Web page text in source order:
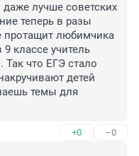
лучше советских
теперь в разы
протащит любимчика
классе учитель
Так что ЕГЭ стало
детей
темы для
+0 –0